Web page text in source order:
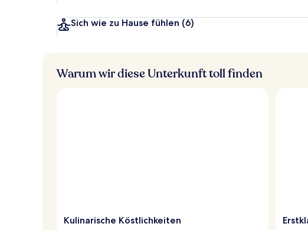
Sich wie zu Hause fühlen (6)
Warum wir diese Unterkunft toll finden
Kulinarische Köstlichkeiten